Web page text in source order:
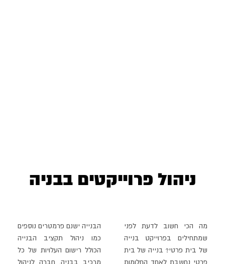
ניהול פרוייקטים בבניה
מה הכי חשוב לדעת לפני
שמתחילים בפרוייקט בנייה
של בית פרטי? בנייה של בית
פרטי נחשבת לאחד החלומות
הבנייה ישנם פרמטרים נוספים
כמו ניהול תקציב הבנייה
הכולל רישום העלויות של כל
מרכיב בבניה. חברה לניהול